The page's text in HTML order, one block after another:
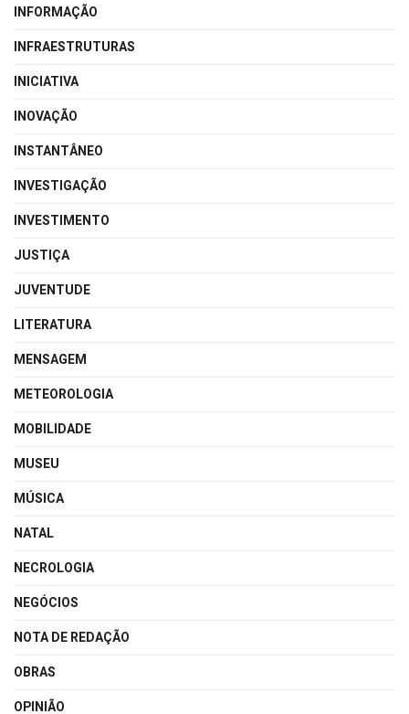
INFORMAÇÃO
INFRAESTRUTURAS
INICIATIVA
INOVAÇÃO
INSTANTÂNEO
INVESTIGAÇÃO
INVESTIMENTO
JUSTIÇA
JUVENTUDE
LITERATURA
MENSAGEM
METEOROLOGIA
MOBILIDADE
MUSEU
MÚSICA
NATAL
NECROLOGIA
NEGÓCIOS
NOTA DE REDAÇÃO
OBRAS
OPINIÃO